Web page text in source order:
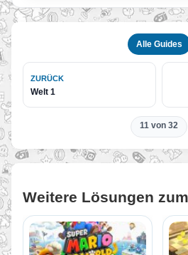
Alle Guides
ZURÜCK
Welt 1
11 von 32
Weitere Lösungen